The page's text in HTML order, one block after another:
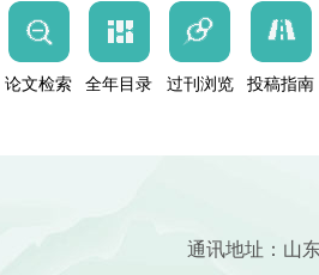
论文检索 全年目录 过刊浏览 投稿指南
通讯地址：山